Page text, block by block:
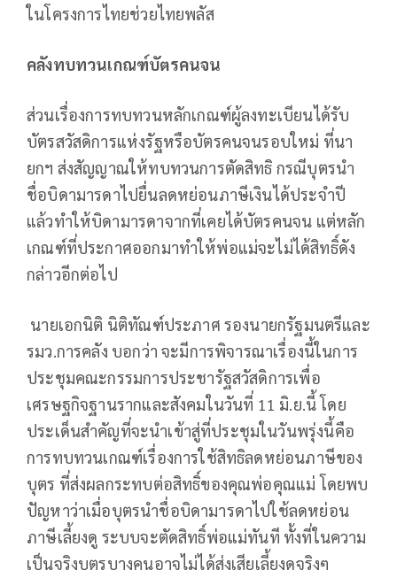
ในโครงการไทยช่วยไทยพลัส
คลังทบทวนเกณฑ์บัตรคนจน
ส่วนเรื่องการทบทวนหลักเกณฑ์ผู้ลงทะเบียนได้รับ
บัตรสวัสดิการแห่งรัฐหรือบัตรคนจนรอบใหม่ ที่นา
ยกฯ ส่งสัญญาณให้ทบทวนการตัดสิทธิ กรณีบุตรนำ
ชื่อบิดามารดาไปยื่นลดหย่อนภาษีเงินได้ประจำปี
แล้วทำให้บิดามารดาจากที่เคยได้บัตรคนจน แต่หลัก
เกณฑ์ที่ประกาศออกมาทำให้พ่อแม่จะไม่ได้สิทธิ์ดัง
กล่าวอีกต่อไป
นายเอกนิติ นิติทัณฑ์ประภาศ รองนายกรัฐมนตรีและ
รมว.การคลัง บอกว่า จะมีการพิจารณาเรื่องนี้ในการ
ประชุมคณะกรรมการประชารัฐสวัสดิการเพื่อ
เศรษฐกิจฐานรากและสังคมในวันที่ 11 มิ.ย.นี้ โดย
ประเด็นสำคัญที่จะนำเข้าสู่ที่ประชุมในวันพรุ่งนี้คือ
การทบทวนเกณฑ์เรื่องการใช้สิทธิลดหย่อนภาษีของ
บุตร ที่ส่งผลกระทบต่อสิทธิ์ของคุณพ่อคุณแม่ โดยพบ
ปัญหาว่าเมื่อบุตรนำชื่อบิดามารดาไปใช้ลดหย่อน
ภาษีเลี้ยงดู ระบบจะตัดสิทธิ์พ่อแม่ทันที ทั้งที่ในความ
เป็นจริงบุตรบางคนอาจไม่ได้ส่งเสียเลี้ยงดูจริงๆ